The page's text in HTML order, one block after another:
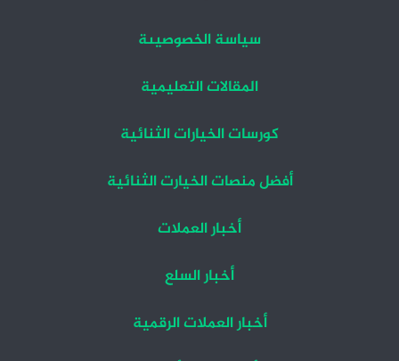
سياسة الخصوصيىة
المقالات التعليمية
كورسات الخيارات الثنائية
أفضل منصات الخيارت الثنائية
أخبار العملات
أخبار السلع
أخبار العملات الرقمية